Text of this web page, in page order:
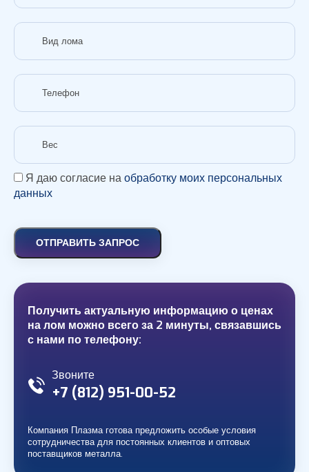
Я даю согласие наобработку моих персональных
данных
ОТПРАВИТЬ ЗАПРОС
Получить актуальную информацию о ценах
на лом можно всего за 2 минуты, связавшись
с нами по телефону:
Звоните
+7 (812) 951-00-52
Компания Плазма готова предложить особые условия
сотрудничества для постоянных клиентов и оптовых
поставщиков металла.